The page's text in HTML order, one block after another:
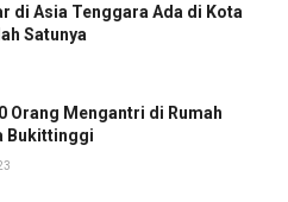
di Asia Tenggara Ada di Kota
Satunya
Orang Mengantri di Rumah
Bukittinggi